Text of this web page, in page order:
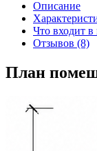
Описание
Что входит в
Отзывов (8)
План